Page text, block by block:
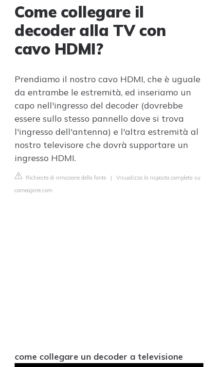
Come collegare il
decoder alla TV con
cavo HDMI?
Prendiamo il nostro cavo HDMI, che è uguale
da entrambe le estremità, ed inseriamo un
capo nell'ingresso del decoder (dovrebbe
essere sullo stesso pannello dove si trova
l'ingresso dell'antenna) e l'altra estremità al
nostro televisore che dovrà supportare un
ingresso HDMI.
Richiesta di rimozione della fonte | Visualizza la risposta completa su
comeaprire.com
come collegare un decoder a televisione